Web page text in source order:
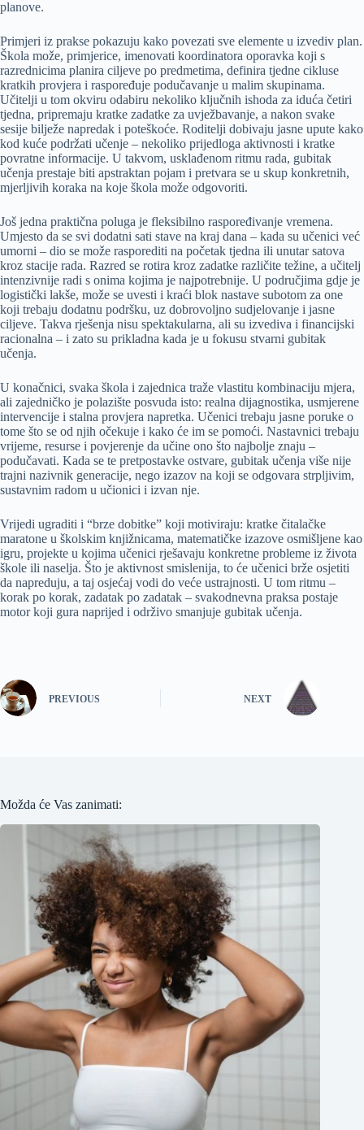
planove.
Primjeri iz prakse pokazuju kako povezati sve elemente u izvediv plan.
Škola može, primjerice, imenovati koordinatora oporavka koji s
razrednicima planira ciljeve po predmetima, definira tjedne cikluse
kratkih provjera i raspoređuje podučavanje u malim skupinama.
Učitelji u tom okviru odabiru nekoliko ključnih ishoda za iduća četiri
tjedna, pripremaju kratke zadatke za uvježbavanje, a nakon svake
sesije bilježe napredak i poteškoće. Roditelji dobivaju jasne upute kako
kod kuće podržati učenje – nekoliko prijedloga aktivnosti i kratke
povratne informacije. U takvom, usklađenom ritmu rada, gubitak
učenja prestaje biti apstraktan pojam i pretvara se u skup konkretnih,
mjerljivih koraka na koje škola može odgovoriti.
Još jedna praktična poluga je fleksibilno raspoređivanje vremena.
Umjesto da se svi dodatni sati stave na kraj dana – kada su učenici već
umorni – dio se može rasporediti na početak tjedna ili unutar satova
kroz stacije rada. Razred se rotira kroz zadatke različite težine, a učitelj
intenzivnije radi s onima kojima je najpotrebnije. U područjima gdje je
logistički lakše, može se uvesti i kraći blok nastave subotom za one
koji trebaju dodatnu podršku, uz dobrovoljno sudjelovanje i jasne
ciljeve. Takva rješenja nisu spektakularna, ali su izvediva i financijski
racionalna – i zato su prikladna kada je u fokusu stvarni gubitak
učenja.
U konačnici, svaka škola i zajednica traže vlastitu kombinaciju mjera,
ali zajedničko je polazište posvuda isto: realna dijagnostika, usmjerene
intervencije i stalna provjera napretka. Učenici trebaju jasne poruke o
tome što se od njih očekuje i kako će im se pomoći. Nastavnici trebaju
vrijeme, resurse i povjerenje da učine ono što najbolje znaju –
podučavati. Kada se te pretpostavke ostvare, gubitak učenja više nije
trajni nazivnik generacije, nego izazov na koji se odgovara strpljivim,
sustavnim radom u učionici i izvan nje.
Vrijedi ugraditi i “brze dobitke” koji motiviraju: kratke čitalačke
maratone u školskim knjižnicama, matematičke izazove osmišljene kao
igru, projekte u kojima učenici rješavaju konkretne probleme iz života
škole ili naselja. Što je aktivnost smislenija, to će učenici brže osjetiti
da napreduju, a taj osjećaj vodi do veće ustrajnosti. U tom ritmu –
korak po korak, zadatak po zadatak – svakodnevna praksa postaje
motor koji gura naprijed i održivo smanjuje gubitak učenja.
PREVIOUS NEXT
Možda će Vas zanimati: